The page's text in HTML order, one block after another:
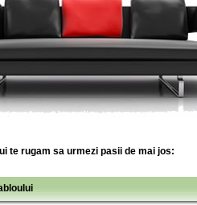
te rugam sa urmezi pasii de mai jos: